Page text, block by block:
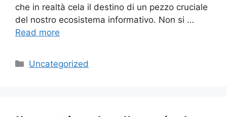
che in realtà cela il destino di un pezzo cruciale
del nostro ecosistema informativo. Non si …
Read more
Categories
Uncategorized